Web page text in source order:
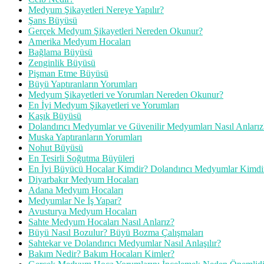
Medyum Şikayetleri Nereye Yapılır?
Şans Büyüsü
Gerçek Medyum Şikayetleri Nereden Okunur?
Amerika Medyum Hocaları
Bağlama Büyüsü
Zenginlik Büyüsü
Pişman Etme Büyüsü
Büyü Yaptıranların Yorumları
Medyum Şikayetleri ve Yorumları Nereden Okunur?
En İyi Medyum Şikayetleri ve Yorumları
Kaşık Büyüsü
Dolandırıcı Medyumlar ve Güvenilir Medyumları Nasıl
Muska Yaptıranların Yorumları
Nohut Büyüsü
En Tesirli Soğutma Büyüleri
En İyi Büyücü Hocalar Kimdir? Dolandırıcı Medyumlar
Diyarbakır Medyum Hocaları
Adana Medyum Hocaları
Medyumlar Ne İş Yapar?
Avusturya Medyum Hocaları
Sahte Medyum Hocaları Nasıl Anlarız?
Büyü Nasıl Bozulur? Büyü Bozma Çalışmaları
Sahtekar ve Dolandırıcı Medyumlar Nasıl Anlaşılır?
Bakım Nedir? Bakım Hocaları Kimler?